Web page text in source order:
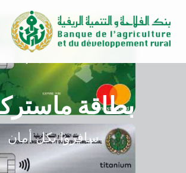
بطاقة
سافروا بكل أمان